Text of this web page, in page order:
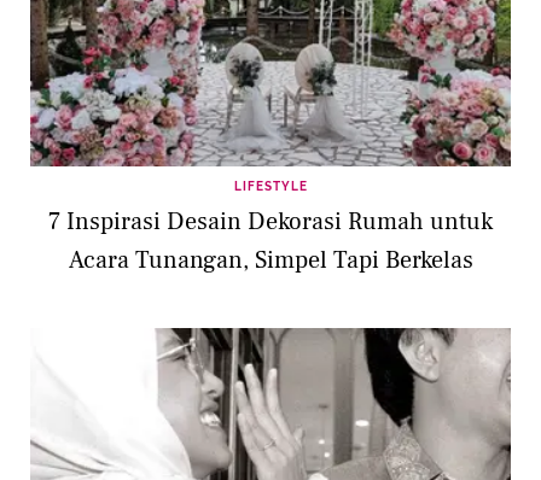
LIFESTYLE
7 Inspirasi Desain Dekorasi Rumah untuk
Acara Tunangan, Simpel Tapi Berkelas